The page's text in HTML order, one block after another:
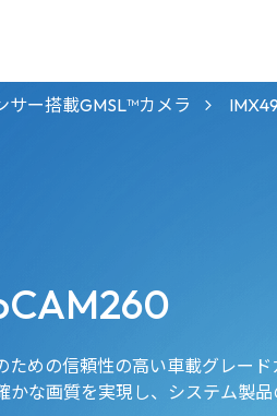
サー搭載GMSL™カメラ
めの信頼性の高い車載グレード
な画質を実現し、システム製